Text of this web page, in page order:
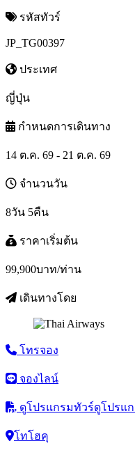
รหัสทัวร์
JP_TG00397
ประเทศ
ญี่ปุ่น
กำหนดการเดินทาง
14 ต.ค. 69 - 21 ต.ค. 69
จำนวนวัน
8วัน 5คืน
ราคาเริ่มต้น
99,900บาท/ท่าน
เดินทางโดย
โทรจอง
จองไลน์
ดูโปรแกรมทัวร์ดูโปรแ
โทโฮคุ